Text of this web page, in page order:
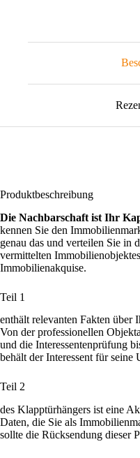
Produktbeschreibung
Die Nachbarschaft ist Ihr
kennen Sie den
genau das und verteilen Sie in
vermittelten
Immobilienakquise.
Teil 1
enthält relevanten Fakten über
Von der professionellen
und die Interessentenprüfung
behält der Interessent für seine
Teil 2
des Klapptürhängers ist eine
Daten, die Sie als
sollte die Rücksendung dieser